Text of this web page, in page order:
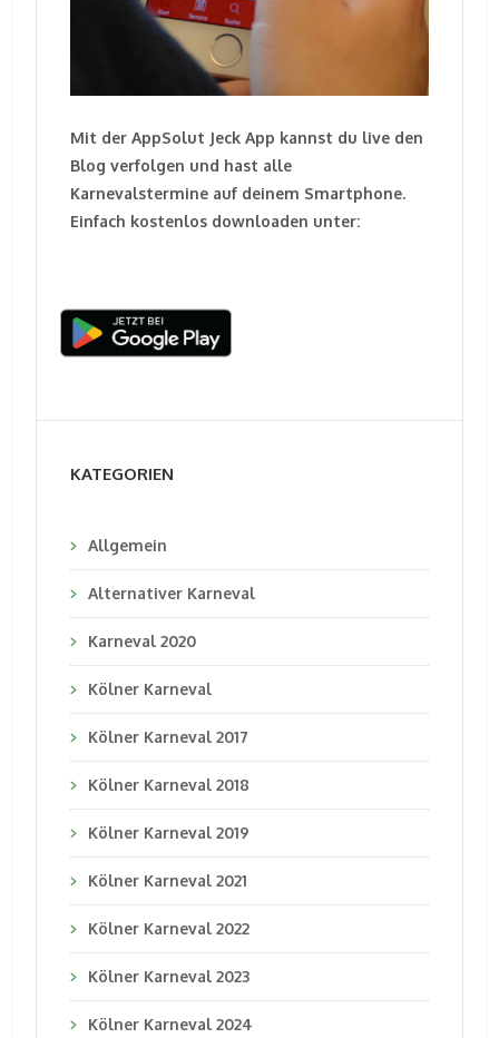
Mit der AppSolut Jeck App kannst du live den
Blog verfolgen und hast alle
Karnevalstermine auf deinem Smartphone.
Einfach kostenlos downloaden unter:
KATEGORIEN
Allgemein
Alternativer Karneval
Karneval 2020
Kölner Karneval
Kölner Karneval 2017
Kölner Karneval 2018
Kölner Karneval 2019
Kölner Karneval 2021
Kölner Karneval 2022
Kölner Karneval 2023
Kölner Karneval 2024